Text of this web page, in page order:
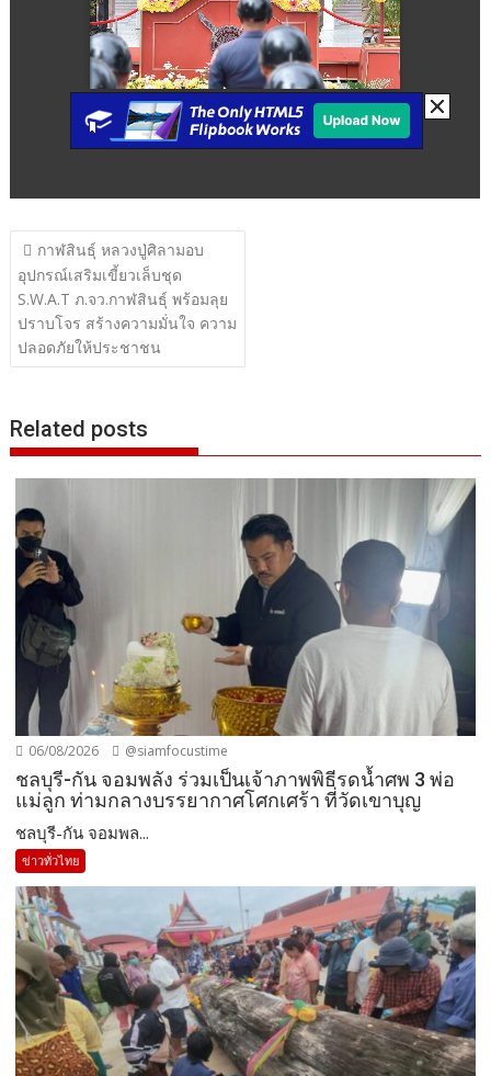
แนะแนว
เรื่อง
กาฬสินธุ์ หลวงปู่ศิลามอบ
อุปกรณ์เสริมเขี้ยวเล็บชุด
S.W.A.T ภ.จว.กาฬสินธุ์ พร้อมลุย
ปราบโจร สร้างความมั่นใจ ความ
ปลอดภัยให้ประชาชน
Related posts
06/08/2026 @siamfocustime
ชลบุรี-กัน จอมพลัง ร่วมเป็นเจ้าภาพพิธีรดน้ำศพ 3 พ่อ
แม่ลูก ท่ามกลางบรรยากาศโศกเศร้า ที่วัดเขาบุญ
ชลบุรี-กัน จอมพล...
ข่าวทั่วไทย